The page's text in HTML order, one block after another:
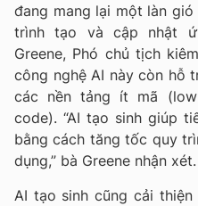
đang mang lại một làn
trình tạo và cập nhật
Greene, Phó chủ tịch
công nghệ AI này còn hỗ
các nền tảng ít mã
code). “AI tạo sinh giúp
bằng cách tăng tốc quy
dụng,” bà Greene nhận xét.
AI tạo sinh cũng cải